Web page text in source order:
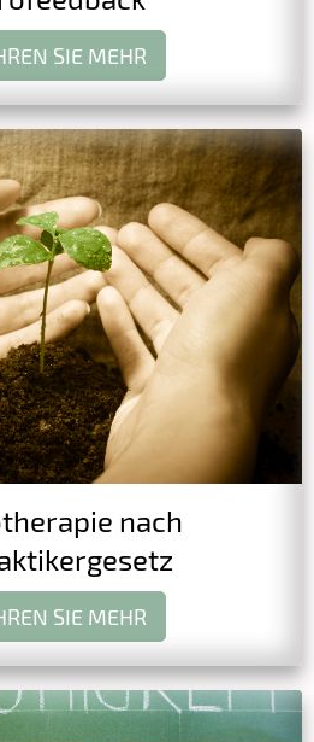
SIE MEHR
nach
SIE MEHR